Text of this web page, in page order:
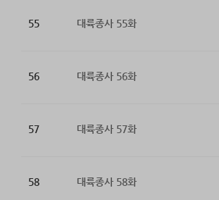
55 대륙종사 55화
56 대륙종사 56화
57 대륙종사 57화
58 대륙종사 58화